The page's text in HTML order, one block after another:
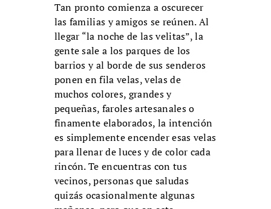
Tan pronto comienza a oscurecer
las familias y amigos se reúnen. Al
llegar “la noche de las velitas”, la
gente sale a los parques de los
barrios y al borde de sus senderos
ponen en fila velas, velas de
muchos colores, grandes y
pequeñas, faroles artesanales o
finamente elaborados, la intención
es simplemente encender esas velas
para llenar de luces y de color cada
rincón. Te encuentras con tus
vecinos, personas que saludas
quizás ocasionalmente algunas